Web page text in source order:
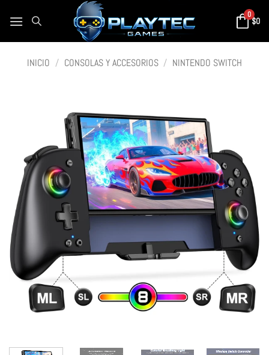
0
$0
INICIO / CONSOLAS Y ACCESORIOS / NINTENDO SWITCH